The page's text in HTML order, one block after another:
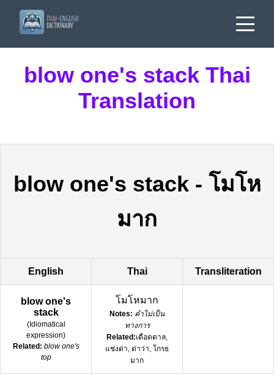
blow one's stack Thai
Translation
blow one's stack- โมโห
มาก
English Thai Transliteration
blow one's
stack
(Idiomatical
expression)
Related: blow one's
top
โมโหมาก
Notes: คำไม่เป็น
ทางการ
Related:เดือดดาล,
แช่งด่า, ด่าว่า, โกรธ
มาก